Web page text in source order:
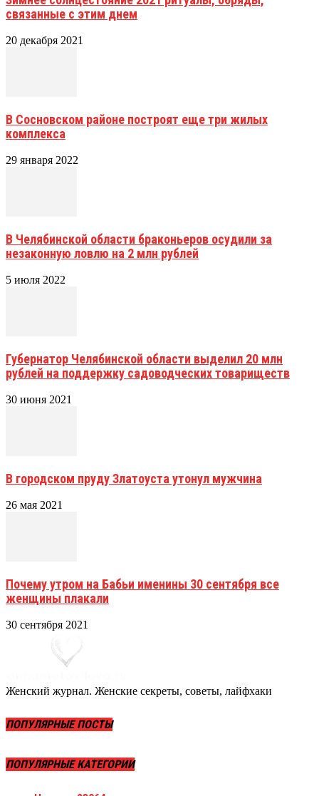
связанные с этим днем
20 декабря 2021
В Сосновском районе построят еще три жилых
комплекса
29 января 2022
В Челябинской области браконьеров осудили за
незаконную ловлю на 2 млн рублей
5 июля 2022
Губернатор Челябинской области выделил 20 млн
рублей на поддержку садоводческих товариществ
30 июня 2021
В городском пруду Златоуста утонул мужчина
26 мая 2021
Почему утром на Бабьи именины 30 сентября все
женщины плакали
30 сентября 2021
Женский журнал. Женские секреты, советы, лайфхаки
ПОПУЛЯРНЫЕ ПОСТЫ
ПОПУЛЯРНЫЕ КАТЕГОРИИ